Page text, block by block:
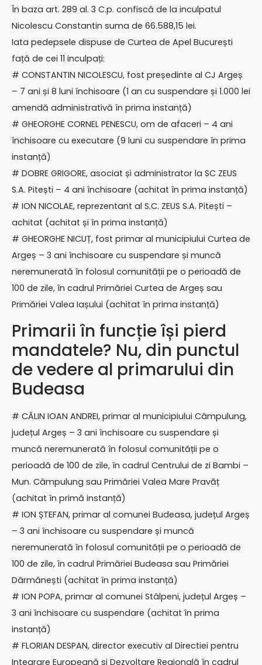
În baza art. 289 al. 3 C.p. confiscă de la inculpatul
Nicolescu Constantin suma de 66.588,15 lei.
Iata pedepsele dispuse de Curtea de Apel București
față de cei 11 inculpați:
# CONSTANTIN NICOLESCU, fost președinte al CJ Argeș
– 7 ani și 8 luni închisoare (1 an cu suspendare și 1.000 lei
amendă administrativă în prima instanță)
# GHEORGHE CORNEL PENESCU, om de afaceri – 4 ani
închisoare cu executare (9 luni cu suspendare în prima
instanță)
# DOBRE GRIGORE, asociat și administrator la SC ZEUS
S.A. Pitești – 4 ani închisoare (achitat în prima instanță)
# ION NICOLAE, reprezentant al S.C. ZEUS S.A. Pitești –
achitat (achitat și în prima instanță)
# GHEORGHE NICUȚ, fost primar al municipiului Curtea de
Argeș – 3 ani închisoare cu suspendare și muncă
neremunerată în folosul comunității pe o perioadă de
100 de zile, în cadrul Primăriei Curtea de Argeș sau
Primăriei Valea Iașului (achitat în prima instanță)
Primarii în funcție își pierd
mandatele? Nu, din punctul
de vedere al primarului din
Budeasa
# CĂLIN IOAN ANDREI, primar al municipiului Câmpulung,
județul Argeș – 3 ani închisoare cu suspendare și
muncă neremunerată în folosul comunității pe o
perioadă de 100 de zile, în cadrul Centrului de zi Bambi –
Mun. Câmpulung sau Primăriei Valea Mare Pravăț
(achitat în primă instanță)
# ION ȘTEFAN, primar al comunei Budeasa, județul Argeș
– 3 ani închisoare cu suspendare și muncă
neremunerată în folosul comunității pe o perioadă de
100 de zile, în cadrul Primăriei Budeasa sau Primăriei
Dârmănești (achitat în prima instanță)
# ION POPA, primar al comunei Stâlpeni, județul Argeș –
3 ani închisoare cu suspendare (achitat în prima
instanță)
# FLORIAN DESPAN, director executiv al Directiei pentru
Integrare Europeană si Dezvoltare Regională în cadrul